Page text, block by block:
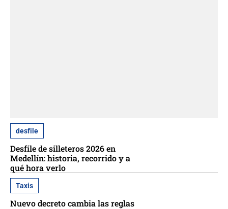
desfile
Desfile de silleteros 2026 en
Medellín: historia, recorrido y a
qué hora verlo
Taxis
Nuevo decreto cambia las reglas